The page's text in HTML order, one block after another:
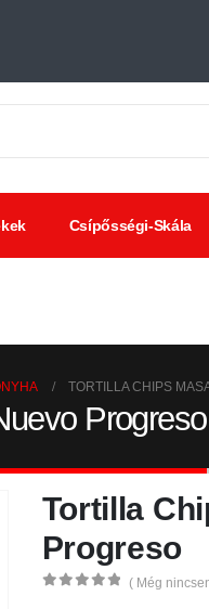
Csípősségi-Skála
TORTILLA CHIPS
Progreso
Tortilla
Progreso
( Még